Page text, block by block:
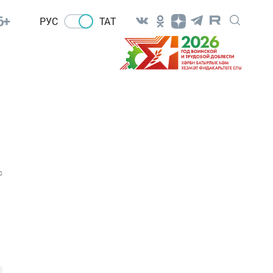
РУС ТАТ